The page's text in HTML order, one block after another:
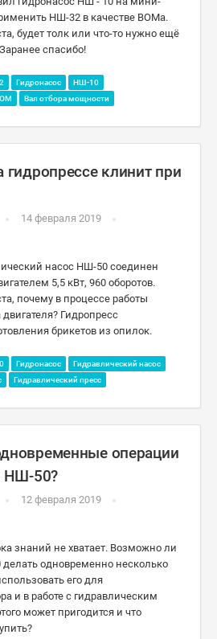
НШ-32 в качестве ВОМа.
будет толк или что-то нужно ещё
спасибо !
Гидронасос
НШ-10
Вал отбора мощности
клинит при
14 февраля 2019
насос НШ-50 соединен
5,5 кВт, 960 оборотов.
почему в процессе работы
Гидропресс
брикетов из опилок.
Гидронасос
Гидравлический насос
Гидравлический пресс
операции
НШ-50?
12 февраля 2019
знаний не хватает. Возможно ли
одновременно несколько
его для
и в работе с гидравлическим
может пригодится и что